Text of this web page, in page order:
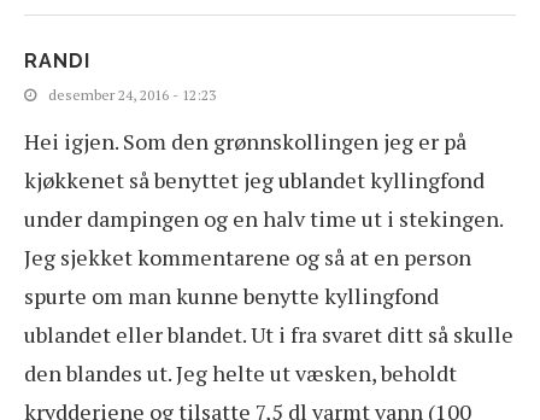
RANDI
desember 24, 2016 - 12:23
Hei igjen. Som den grønnskollingen jeg er på
kjøkkenet så benyttet jeg ublandet kyllingfond
under dampingen og en halv time ut i stekingen.
Jeg sjekket kommentarene og så at en person
spurte om man kunne benytte kyllingfond
ublandet eller blandet. Ut i fra svaret ditt så skulle
den blandes ut. Jeg helte ut væsken, beholdt
krydderiene og tilsatte 7,5 dl varmt vann (100